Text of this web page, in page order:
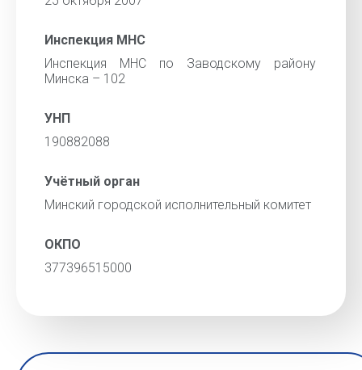
Инспекция МНС
Инспекция МНС по Заводскому району
Минска – 102
УНП
190882088
Учётный орган
Минский городской исполнительный комитет
ОКПО
377396515000